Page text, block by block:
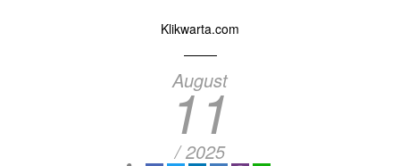
Klikwarta.com
August
11
/ 2025